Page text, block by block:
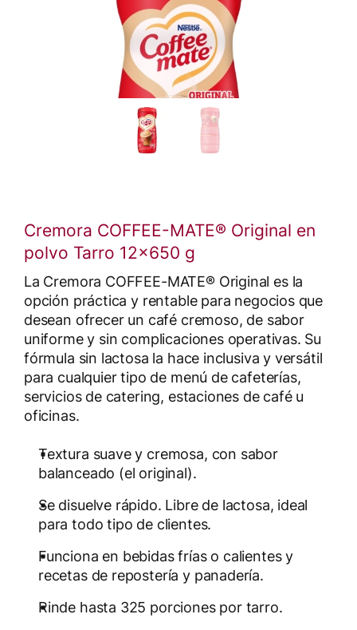
Cremora COFFEE-MATE® Original en
polvo Tarro 12x650 g
La Cremora COFFEE-MATE® Original es la
opción práctica y rentable para negocios que
desean ofrecer un café cremoso, de sabor
uniforme y sin complicaciones operativas. Su
fórmula sin lactosa la hace inclusiva y versátil
para cualquier tipo de menú de cafeterías,
servicios de catering, estaciones de café u
oficinas.
Textura suave y cremosa, con sabor
balanceado (el original).
Se disuelve rápido. Libre de lactosa, ideal
para todo tipo de clientes.
Funciona en bebidas frías o calientes y
recetas de repostería y panadería.
Rinde hasta 325 porciones por tarro.